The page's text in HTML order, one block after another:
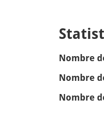
Nombre
Nombre
Nombre